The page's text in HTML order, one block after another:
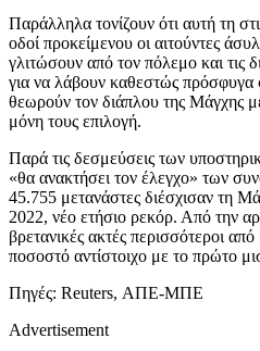
Παράλληλα τονίζουν ότι αυτή τη
οδοί προκείμενου οι αιτούντες
γλιτώσουν από τον πόλεμο και τις
για να λάβουν καθεστώς πρόσφυγα
θεωρούν τον διάπλου της Μάγχης
μόνη τους επιλογή.
Παρά τις δεσμεύσεις των
«θα ανακτήσει τον έλεγχο» των
45.755 μετανάστες διέσχισαν τη
2022, νέο ετήσιο ρεκόρ. Από την
βρετανικές ακτές περισσότεροι
ποσοστό αντίστοιχο με το πρώτο
Πηγές: Reuters, ΑΠΕ-ΜΠΕ
Advertisement